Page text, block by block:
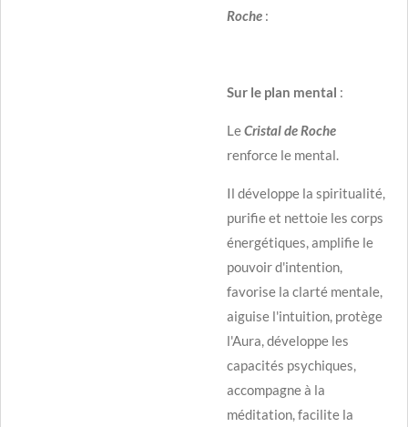
Roche :
Sur le plan mental :
LeCristal de Roche
renforce le mental.
Il développe la spiritualité,
purifie et nettoie les corps
énergétiques, amplifie le
pouvoir d'intention,
favorise la clarté mentale,
aiguise l'intuition, protège
l'Aura, développe les
capacités psychiques,
accompagne à la
méditation, facilite la